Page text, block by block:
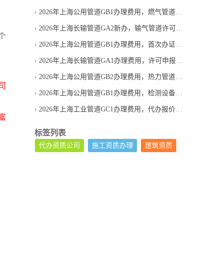
2026年上海公用管道GB1办理费用，燃气管道许可成本怎么组成
2026年上海长输管道GA2新办，输气管道许可费用由哪些部分组成
2026年上海公用管道GB1办理费用，首次办证支出如何构成
2026年上海长输管道GA1办理费用，许可申报成本有哪些
2026年上海公用管道GB2办理费用，热力管道代办报价合理吗
2026年上海公用管道GB1办理费用，检测设备投入怎么算
2026年上海工业管道GC1办理费用，代办报价为何差异较大
标签列表
代办资质公司 施工资质办理 建筑资质